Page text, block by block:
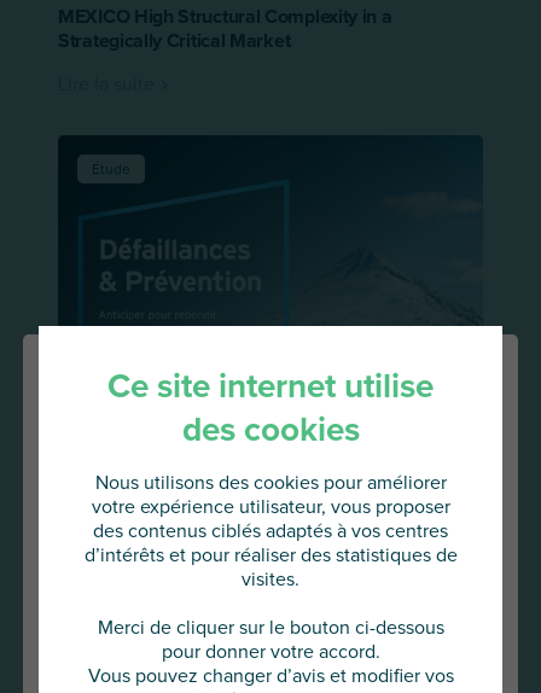
MEXICO High Structural Complexity in a
Strategically Critical Market
Étude
Vous allez accéder au site
AU Group Global
Cliquez ci-dessous pour continuer
Ce site internet utilise
des cookies
Nous utilisons des cookies pour améliorer
votre expérience utilisateur, vous proposer
des contenus ciblés adaptés à vos centres
d’intérêts et pour réaliser des statistiques de
visites.
Merci de cliquer sur le bouton ci-dessous
pour donner votre accord.
Vous pouvez changer d’avis et modifier vos